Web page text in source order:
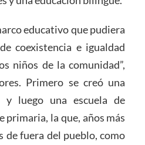
educativo que pudiera
coexistencia e igualdad
niños de la comunidad”,
Primero se creó una
y luego una escuela de
primaria, la que, años más
de fuera del pueblo, como